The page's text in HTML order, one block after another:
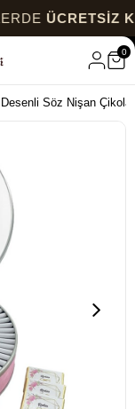
KARGO
0
Söz Nişan